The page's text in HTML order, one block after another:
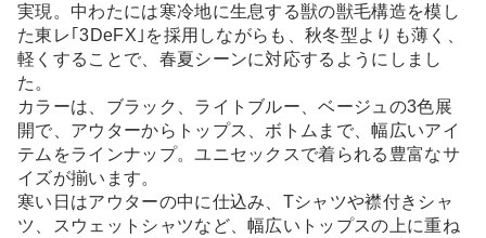
実現。中わたには寒冷地に生息する獣の獣毛構造を模し
た東レ｢3DeFX｣を採用しながらも、秋冬型よりも薄く、
軽くすることで、春夏シーンに対応するようにしまし
た。
カラーは、ブラック、ライトブルー、ベージュの3色展
開で、アウターからトップス、ボトムまで、幅広いアイ
テムをラインナップ。ユニセックスで着られる豊富なサ
イズが揃います。
寒い日はアウターの中に仕込み、Tシャツや襟付きシャ
ツ、スウェットシャツなど、幅広いトップスの上に重ね